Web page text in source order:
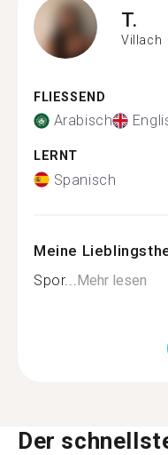
T.
Villach
FLIESSEND
Arabisch
LERNT
Spanisch
Meine
Spor... Mehr lesen
Der